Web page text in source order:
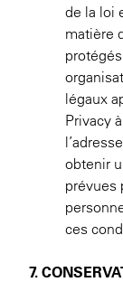
de la loi
matière
légaux
Privacy à
obtenir
prévues
ces
7.